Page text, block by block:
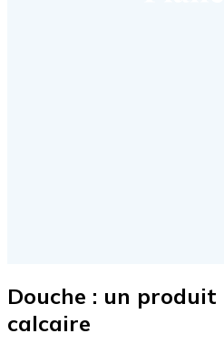
Douche : un
calcaire